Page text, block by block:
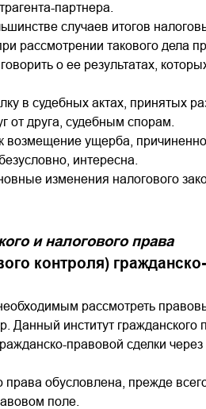
партнера.
случаев итогов
рассмотрении такового дела
о ее результатах,
в судебных актах, принятых
от друга, судебным спорам.
возмещение ущерба,
интересна.
изменения налогового
и налогового права
контроля)
рассмотреть
институт гражданского
правовой сделки через
обусловлена, прежде
поле.